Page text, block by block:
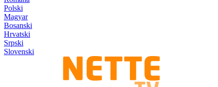
Polski
Magyar
Bosanski
Hrvatski
Srpski
Slovenski